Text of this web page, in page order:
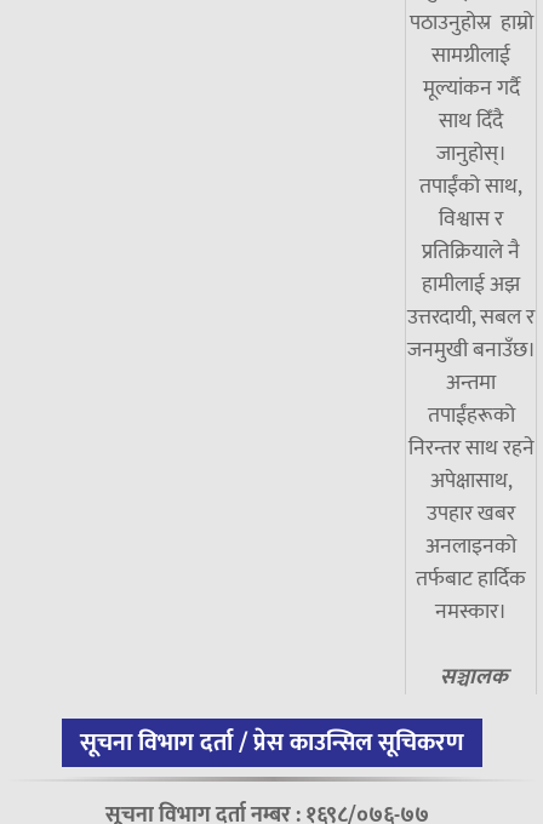
पठाउनुहोस्र हाम्रो
सामग्रीलाई
मूल्यांकन गर्दै
साथ दिँदै
जानुहोस्।
तपाईंको साथ,
विश्वास र
प्रतिक्रियाले नै
हामीलाई अझ
उत्तरदायी, सबल र
जनमुखी बनाउँछ।
अन्तमा
तपाईंहरूको
निरन्तर साथ रहने
अपेक्षासाथ,
उपहार खबर
अनलाइनको
तर्फबाट हार्दिक
नमस्कार।
सञ्चालक
सूचना विभाग दर्ता / प्रेस काउन्सिल सूचिकरण
सूचना विभाग दर्ता नम्बर : १६९८/०७६-७७